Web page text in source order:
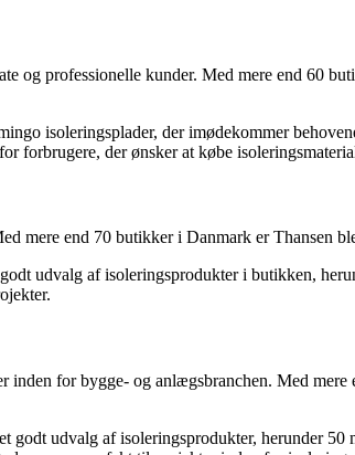
og professionelle kunder. Med mere end 60
isoleringsplader, der imødekommer
forbrugere, der ønsker at købe
mere end 70 butikker i Danmark er Thansen
udvalg af isoleringsprodukter i butikken,
for bygge- og anlægsbranchen. Med
udvalg af isoleringsprodukter, herunder